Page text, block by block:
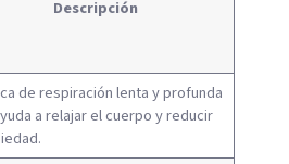
Descripción
de respiración lenta y profunda
a relajar el cuerpo y reducir